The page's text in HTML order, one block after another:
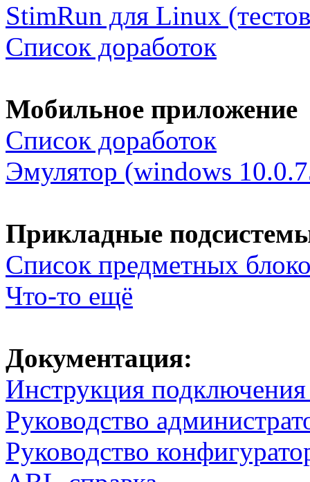
StimRun для Linux
Список доработок
Мобильное приложение
Список доработок
Эмулятор (windows
Прикладные
Список предметных
Что-то ещё
Документация:
Инструкция
Руководство
Руководство